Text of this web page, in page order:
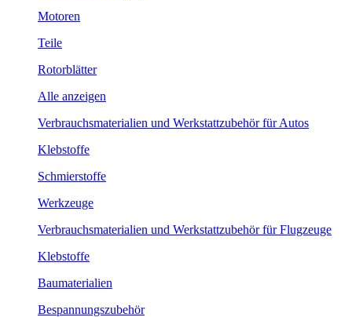
Motoren
Teile
Rotorblätter
Alle anzeigen
Verbrauchsmaterialien und Werkstattzubehör für Autos
Klebstoffe
Schmierstoffe
Werkzeuge
Verbrauchsmaterialien und Werkstattzubehör für Flugzeuge
Klebstoffe
Baumaterialien
Bespannungszubehör